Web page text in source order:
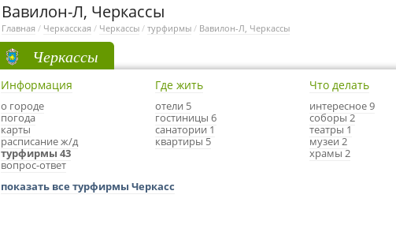
Вавилон-Л, Черкассы
Главная / Черкасская / Черкассы / турфирмы / Вавилон-Л, Черкассы
Черкассы
Информация
о городе
погода
карты
расписание ж/д
турфирмы 43
вопрос-ответ
Где жить
отели 5
гостиницы 6
санатории 1
квартиры 5
Что делать
интересное 9
соборы 2
театры 1
музеи 2
храмы 2
показать все турфирмы Черкасс